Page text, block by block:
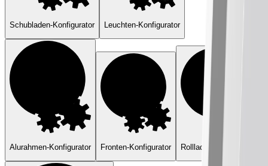
Schubladen-Konfigurator Leuchten-Konfigurator
Alurahmen-Konfigurator Fronten-Konfigurator Rollladen-Konfigurator